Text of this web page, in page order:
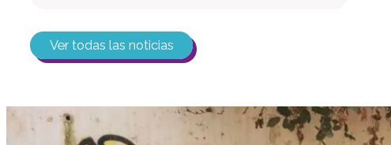
Ver todas las noticias